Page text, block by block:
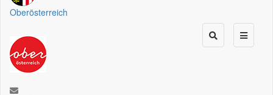
Oberösterreich